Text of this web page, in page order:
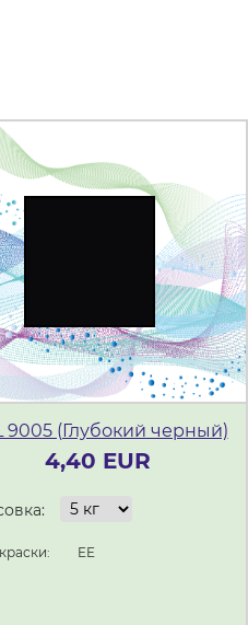
9005 (Глубокий черный)
4,40 EUR
EE